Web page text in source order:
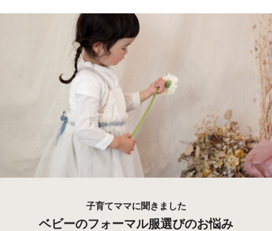
子育てママに聞きました
ベビーのフォーマル服選びのお悩み